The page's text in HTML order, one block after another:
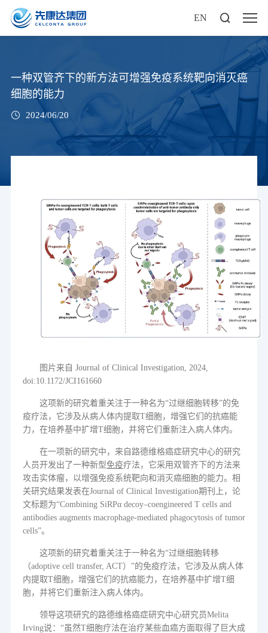
EN
一种双管齐下的新方法可增强免疫系统靶向消灭癌
细胞的能力
2024/06/20
图片来自 Journal of Clinical Investigation, 2024,
doi:10.1172/JCI161660
这项新的研究着重关注于一种名为“过继细胞转移”的免
疫疗法，它涉及从病人体内提取T细胞，增强它们的抗癌能
力，在培养基中扩增T细胞，并将它们重新注入病人体内。
在一项新的研究中，来自路德维格癌症研究中心的研究
人员开发出了一种新型免疫疗法，它采用双管齐下的方法来
攻击实体瘤，以增强免疫系统靶向和消灭癌细胞的能力。相
关研究结果发表在Journal of Clinical Investigation期刊上，论
文标题为“Combining SiRPα decoy–coengineered T cells and
antibodies augments macrophage-mediated phagocytosis of tumor
cells”。
这项新的研究着重关注于一种名为“过继细胞转移
（adoptive cell transfer, ACT） ”的免疫疗法，它涉及从病人体
内提取T细胞，增强它们的抗癌能力，在培养基中扩增T细
胞，并将它们重新注入病人体内。
领导这项研究的路德维格癌症研究中心研究员Melita
Irving说 ： “虽然T细胞疗法在治疗某些血癌方面取得了巨大成